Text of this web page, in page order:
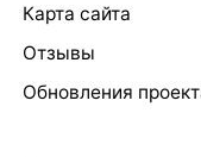
Карта сайта
Отзывы
Обновления